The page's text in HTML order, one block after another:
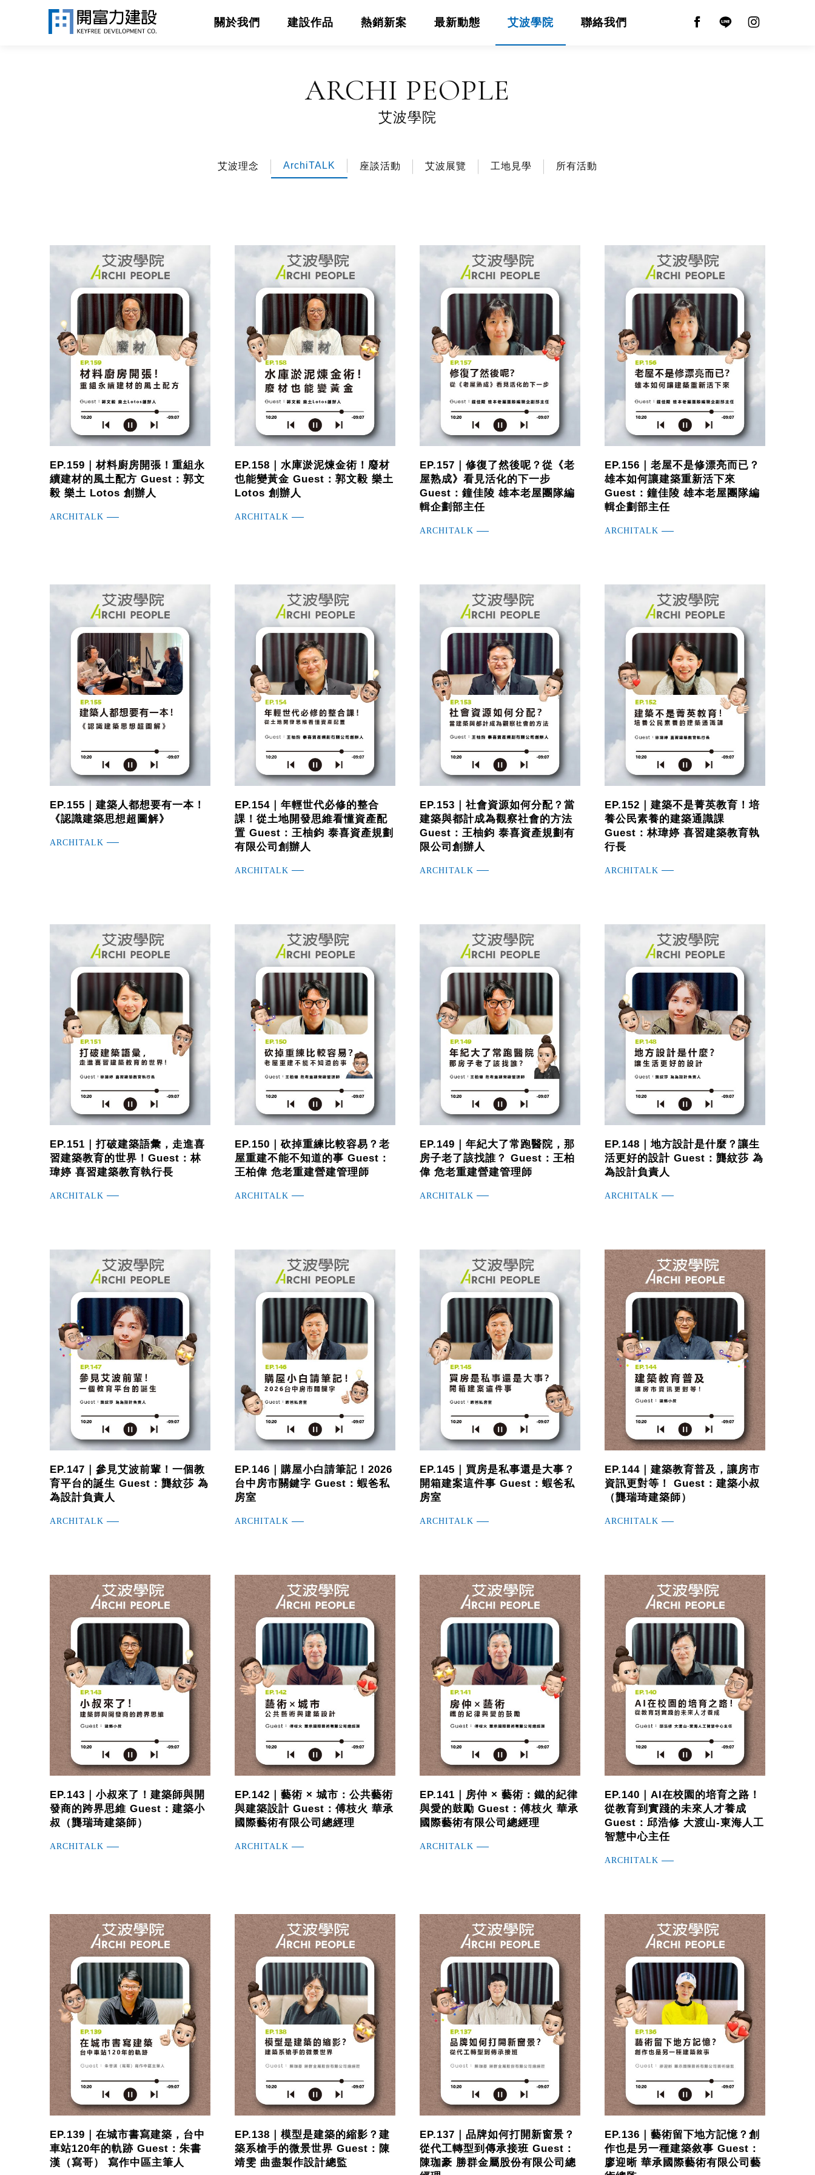
關於我們 建設作品 熱銷新案 最新動態 艾波學院 聯絡我們
ARCHI PEOPLE
艾波學院
艾波理念 ArchiTALK 座談活動 艾波展覽 工地見學 所有活動
EP.159｜材料廚房開張！重組永
續建材的風土配方 Guest：郭文
毅 樂土 Lotos 創辦人
ARCHITALK
EP.158｜水庫淤泥煉金術！廢材
也能變黃金 Guest：郭文毅 樂土
Lotos 創辦人
ARCHITALK
EP.157｜修復了然後呢？從《老
屋熟成》看見活化的下一步
Guest：鐘佳陵 雄本老屋團隊編
輯企劃部主任
ARCHITALK
EP.156｜老屋不是修漂亮而已？
雄本如何讓建築重新活下來
Guest：鐘佳陵 雄本老屋團隊編
輯企劃部主任
ARCHITALK
EP.155｜建築人都想要有一本！
《認識建築思想超圖解》
ARCHITALK
EP.154｜年輕世代必修的整合
課！從土地開發思維看懂資產配
置 Guest：王柚鈞 泰喜資產規劃
有限公司創辦人
ARCHITALK
EP.153｜社會資源如何分配？當
建築與都計成為觀察社會的方法
Guest：王柚鈞 泰喜資產規劃有
限公司創辦人
ARCHITALK
EP.152｜建築不是菁英教育！培
養公民素養的建築通識課
Guest：林瑋婷 喜習建築教育執
行長
ARCHITALK
EP.151｜打破建築語彙，走進喜
習建築教育的世界！Guest：林
瑋婷 喜習建築教育執行長
ARCHITALK
EP.150｜砍掉重練比較容易？老
屋重建不能不知道的事 Guest：
王柏偉 危老重建營建管理師
ARCHITALK
EP.149｜年紀大了常跑醫院，那
房子老了該找誰？ Guest：王柏
偉 危老重建營建管理師
ARCHITALK
EP.148｜地方設計是什麼？讓生
活更好的設計 Guest：龔紋莎 為
為設計負責人
ARCHITALK
EP.147｜參見艾波前輩！一個教
育平台的誕生 Guest：龔紋莎 為
為設計負責人
ARCHITALK
EP.146｜購屋小白請筆記！2026
台中房市關鍵字 Guest：蝦爸私
房室
ARCHITALK
EP.145｜買房是私事還是大事？
開箱建案這件事 Guest：蝦爸私
房室
ARCHITALK
EP.144｜建築教育普及，讓房市
資訊更對等！ Guest：建築小叔
（龔瑞琦建築師）
ARCHITALK
EP.143｜小叔來了！建築師與開
發商的跨界思維 Guest：建築小
叔（龔瑞琦建築師）
ARCHITALK
EP.142｜藝術 × 城市：公共藝術
與建築設計 Guest：傅枝火 華承
國際藝術有限公司總經理
ARCHITALK
EP.141｜房仲 × 藝術：鐵的紀律
與愛的鼓勵 Guest：傅枝火 華承
國際藝術有限公司總經理
ARCHITALK
EP.140｜AI在校園的培育之路！
從教育到實踐的未來人才養成
Guest：邱浩修 大渡山-東海人工
智慧中心主任
ARCHITALK
EP.139｜在城市書寫建築，台中
車站120年的軌跡 Guest：朱書
漢（寫哥） 寫作中區主筆人
EP.138｜模型是建築的縮影？建
築系槍手的微景世界 Guest：陳
靖雯 曲盡製作設計總監
EP.137｜品牌如何打開新窗景？
從代工轉型到傳承接班 Guest：
陳珈豪 勝群金屬股份有限公司總
EP.136｜藝術留下地方記憶？創
作也是另一種建築敘事 Guest：
廖迎晰 華承國際藝術有限公司藝